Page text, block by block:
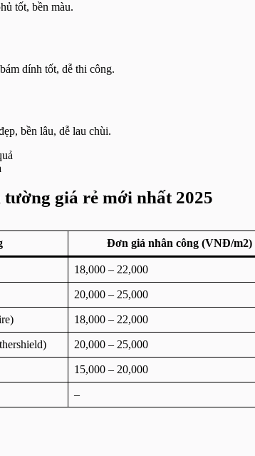
tốt, bền màu.
dính tốt, dễ thi công.
bền lâu, dễ lau chùi.
giá rẻ mới nhất 2025
Đơn giá nhân công (VNĐ/m2)
18,000 – 22,000
20,000 – 25,000
18,000 – 22,000
20,000 – 25,000
15,000 – 20,000
–